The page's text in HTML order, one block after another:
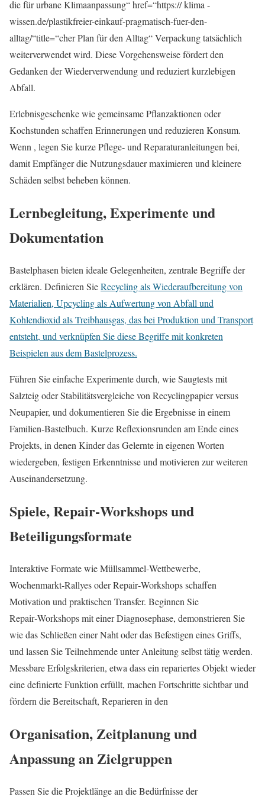
die für urbane Klimaanpassung“ href=“https:// klima -
wissen.de/plastikfreier-einkauf-pragmatisch-fuer-den-
alltag/“title=“cher Plan für den Alltag“ Verpackung tatsächlich
weiterverwendet wird. Diese Vorgehensweise fördert den
Gedanken der Wiederverwendung und reduziert kurzlebigen
Abfall.
Erlebnisgeschenke wie gemeinsame Pflanzaktionen oder
Kochstunden schaffen Erinnerungen und reduzieren Konsum.
Wenn , legen Sie kurze Pflege‑ und Reparaturanleitungen bei,
damit Empfänger die Nutzungsdauer maximieren und kleinere
Schäden selbst beheben können.
Lernbegleitung, Experimente und
Dokumentation
Bastelphasen bieten ideale Gelegenheiten, zentrale Begriffe der
erklären. Definieren SieRecycling als Wiederaufbereitung von
Materialien, Upcycling als Aufwertung von Abfall und
Kohlendioxid als Treibhausgas, das bei Produktion und Transport
entsteht, und verknüpfen Sie diese Begriffe mit konkreten
Beispielen aus dem Bastelprozess.
Führen Sie einfache Experimente durch, wie Saugtests mit
Salzteig oder Stabilitätsvergleiche von Recyclingpapier versus
Neupapier, und dokumentieren Sie die Ergebnisse in einem
Familien‑Bastelbuch. Kurze Reflexionsrunden am Ende eines
Projekts, in denen Kinder das Gelernte in eigenen Worten
wiedergeben, festigen Erkenntnisse und motivieren zur weiteren
Auseinandersetzung.
Spiele, Repair‑Workshops und
Beteiligungsformate
Interaktive Formate wie Müllsammel‑Wettbewerbe,
Wochenmarkt‑Rallyes oder Repair‑Workshops schaffen
Motivation und praktischen Transfer. Beginnen Sie
Repair‑Workshops mit einer Diagnosephase, demonstrieren Sie
wie das Schließen einer Naht oder das Befestigen eines Griffs,
und lassen Sie Teilnehmende unter Anleitung selbst tätig werden.
Messbare Erfolgskriterien, etwa dass ein repariertes Objekt wieder
eine definierte Funktion erfüllt, machen Fortschritte sichtbar und
fördern die Bereitschaft, Reparieren in den
Organisation, Zeitplanung und
Anpassung an Zielgruppen
Passen Sie die Projektlänge an die Bedürfnisse der